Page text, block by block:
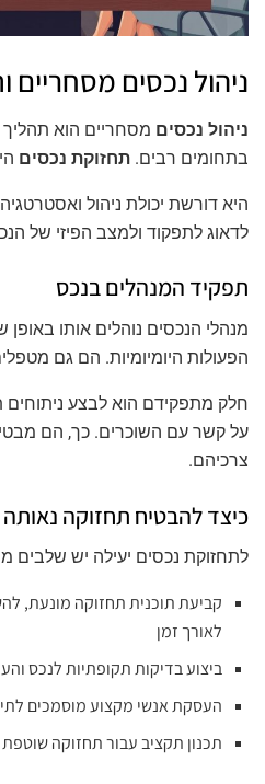
ניהול נכסים מסחריים
ניהול נכסים מסחריים הוא
בתחומים רבים. תחזוקת נכסים
היא דורשת יכולת ניהול
לדאוג לתפקוד ולמצב הפיזי של
תפקיד המנהלים בנכס
מנהלי הנכסים נוהלים אותו
הפעולות היומיומיות. הם גם
חלק מתפקידם הוא לבצע
על קשר עם השוכרים. כך, הם
צרכיהם.
כיצד להבטיח תחזוקה נאותה
לתחזוקת נכסים יעילה יש שלבים
קביעת תוכנית תחזוקה מונעת,
לאורך זמן
ביצוע בדיקות תקופתיות לנכס
העסקת אנשי מקצוע מוסמכים
תכנון תקציב עבור תחזוקה שוטפת